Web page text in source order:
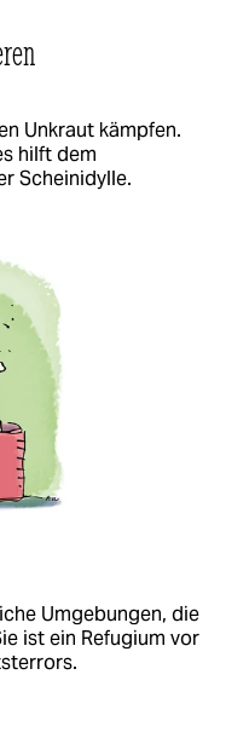
Unkraut kämpfen.
hilft dem
Scheinidylle.
Umgebungen, die
ist ein Refugium vor